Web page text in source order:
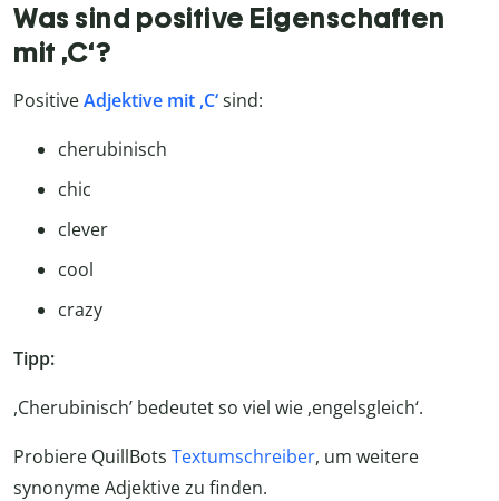
Was sind positive Eigenschaften
mit ,C‘?
PositiveAdjektive mit ,C‘sind:
cherubinisch
chic
clever
cool
crazy
Tipp:
,Cherubinisch’ bedeutet so viel wie ,engelsgleich‘.
Probiere QuillBots Textumschreiber, um weitere
synonyme Adjektive zu finden.